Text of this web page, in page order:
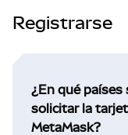
Registrarse
¿En qué países
solicitar la
MetaMask?